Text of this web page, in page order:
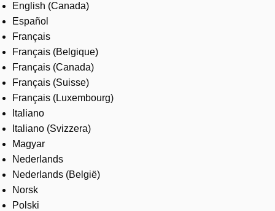
English (Canada)
Español
Français
Français (Belgique)
Français (Canada)
Français (Suisse)
Français (Luxembourg)
Italiano
Italiano (Svizzera)
Magyar
Nederlands
Nederlands (België)
Norsk
Polski